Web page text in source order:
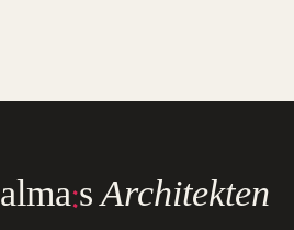
alma:sArchitekten